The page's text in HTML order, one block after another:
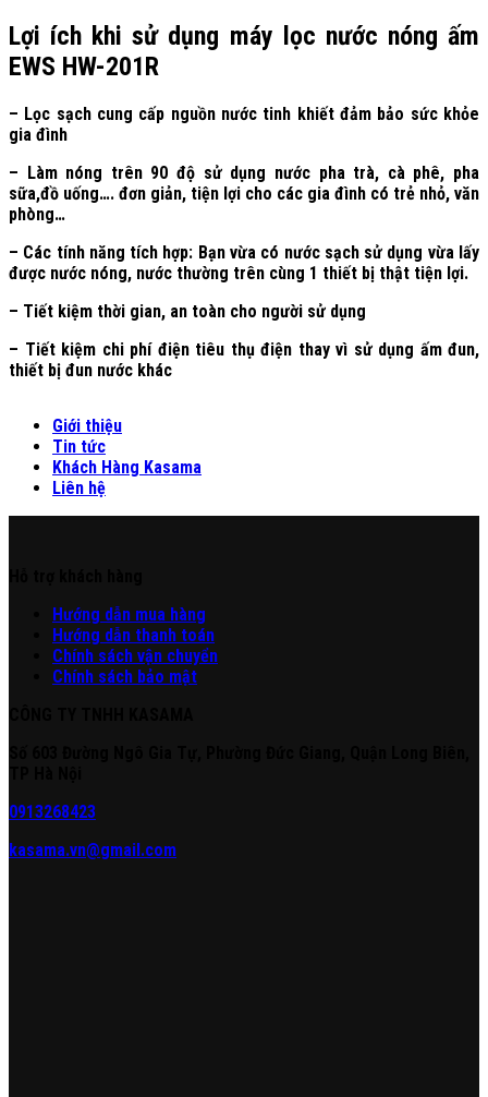
Lợi ích khi sử dụng máy lọc nước nóng ấm
EWS HW-201R
– Lọc sạch cung cấp nguồn nước tinh khiết đảm bảo sức khỏe
gia đình
– Làm nóng trên 90 độ sử dụng nước pha trà, cà phê, pha
sữa,đồ uống…. đơn giản, tiện lợi cho các gia đình có trẻ nhỏ, văn
phòng…
– Các tính năng tích hợp: Bạn vừa có nước sạch sử dụng vừa lấy
được nước nóng, nước thường trên cùng 1 thiết bị thật tiện lợi.
– Tiết kiệm thời gian, an toàn cho người sử dụng
– Tiết kiệm chi phí điện tiêu thụ điện thay vì sử dụng ấm đun,
thiết bị đun nước khác
Giới thiệu
Tin tức
Khách Hàng Kasama
Liên hệ
Hướng dẫn mua hàng
Hướng dẫn thanh toán
Chính sách vận chuyển
Chính sách bảo mật
0913268423
kasama.vn@gmail.com